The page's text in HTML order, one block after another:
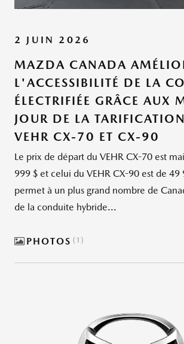
2 JUIN 2026
MAZDA CANADA
L'ACCESSIBILITÉ DE LA
ÉLECTRIFIÉE GRÂCE AUX
JOUR DE LA
VEHR CX-70 ET CX-90
Le prix de départ du VEHR CX-70 est
999 $ et celui du VEHR CX-90 est de 49
permet à un plus grand nombre de
de la conduite hybride...
PHOTOS 1